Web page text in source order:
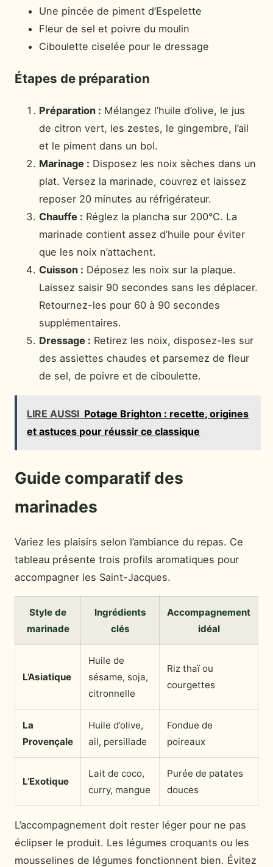
Une pincée de piment d’Espelette
Fleur de sel et poivre du moulin
Ciboulette ciselée pour le dressage
Étapes de préparation
Préparation : Mélangez l’huile d’olive, le jus
de citron vert, les zestes, le gingembre, l’ail
et le piment dans un bol.
Marinage : Disposez les noix sèches dans un
plat. Versez la marinade, couvrez et laissez
reposer 20 minutes au réfrigérateur.
Chauffe : Réglez la plancha sur 200°C. La
marinade contient assez d’huile pour éviter
que les noix n’attachent.
Cuisson : Déposez les noix sur la plaque.
Laissez saisir 90 secondes sans les déplacer.
Retournez-les pour 60 à 90 secondes
supplémentaires.
Dressage : Retirez les noix, disposez-les sur
des assiettes chaudes et parsemez de fleur
de sel, de poivre et de ciboulette.
LIRE AUSSI Potage Brighton : recette, origines
et astuces pour réussir ce classique
Guide comparatif des
marinades
Variez les plaisirs selon l’ambiance du repas. Ce
tableau présente trois profils aromatiques pour
accompagner les Saint-Jacques.
Style de
marinade
Ingrédients
clés
Accompagnement
idéal
L’Asiatique
Huile de
sésame, soja,
citronnelle
Riz thaï ou
courgettes
La
Provençale
Huile d’olive,
ail, persillade
Fondue de
poireaux
L’Exotique
Lait de coco,
curry, mangue
Purée de patates
douces
L’accompagnement doit rester léger pour ne pas
éclipser le produit. Les légumes croquants ou les
mousselines de légumes fonctionnent bien. Évitez